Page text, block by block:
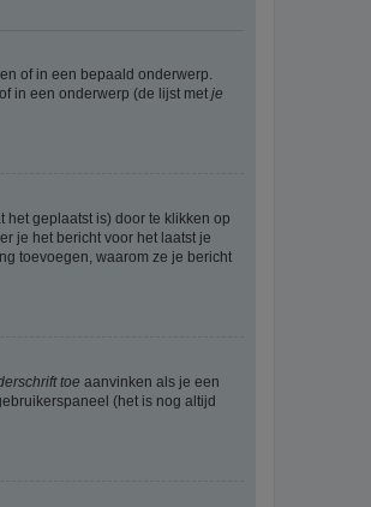
of in een bepaald onderwerp.
in een onderwerp (de lijst met je
geplaatst is) door te klikken op
je het bericht voor het laatst je
toevoegen, waarom ze je bericht
toe aanvinken als je een
(het is nog altijd